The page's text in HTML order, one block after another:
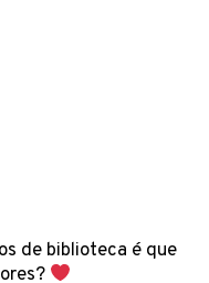
de biblioteca é que